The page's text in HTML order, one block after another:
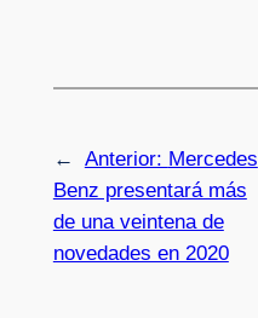
← Anterior: Mercedes
Benz presentará más
de una veintena de
novedades en 2020